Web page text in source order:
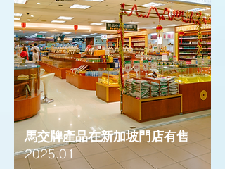
馬交牌產品在新加坡門店有售
2025.01